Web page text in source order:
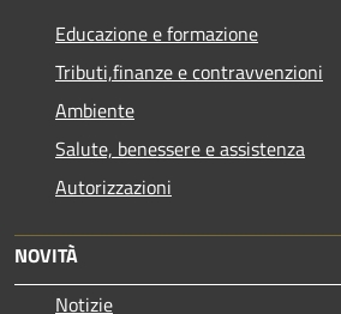
Educazione e formazione
Tributi,finanze e contravvenzioni
Ambiente
Salute, benessere e assistenza
Autorizzazioni
NOVITÀ
Notizie